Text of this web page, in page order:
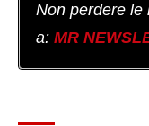
Non perdere le
a: MR